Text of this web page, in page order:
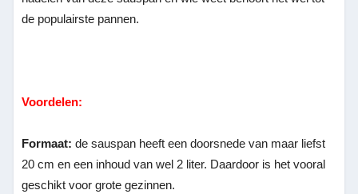
de populairste pannen.
Voordelen:
Formaat:de sauspan heeft een doorsnede van maar liefst
20 cm en een inhoud van wel 2 liter. Daardoor is het vooral
geschikt voor grote gezinnen.